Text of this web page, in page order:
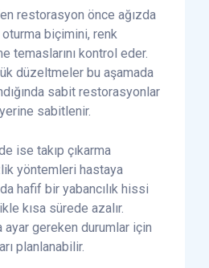
restorasyon önce ağızda
biçimini, renk
temaslarını kontrol eder.
düzeltmeler bu aşamada
sabit restorasyonlar
sabitlenir.
ise takıp çıkarma
yöntemleri hastaya
hafif bir yabancılık hissi
kısa sürede azalır.
ayar gereken durumlar için
planlanabilir.